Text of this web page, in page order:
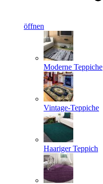
öffnen
Moderne Teppiche
Vintage-Teppiche
Haariger Teppich